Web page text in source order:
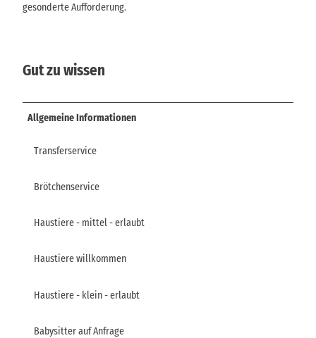
gesonderte Aufforderung.
Gut zu wissen
Allgemeine Informationen
Transferservice
Brötchenservice
Haustiere - mittel - erlaubt
Haustiere willkommen
Haustiere - klein - erlaubt
Babysitter auf Anfrage